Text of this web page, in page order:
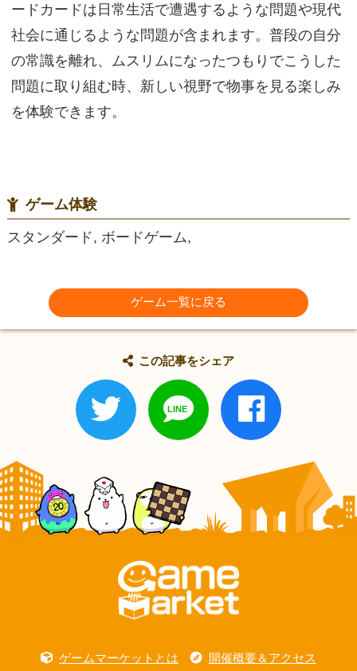
ードカードは日常生活で遭遇するような問題や現代
社会に通じるような問題が含まれます。普段の自分
の常識を離れ、ムスリムになったつもりでこうした
問題に取り組む時、新しい視野で物事を見る楽しみ
を体験できます。
ゲーム体験
スタンダード, ボードゲーム,
ゲーム一覧に戻る
この記事をシェア
ゲームマーケットとは 開催概要＆アクセス